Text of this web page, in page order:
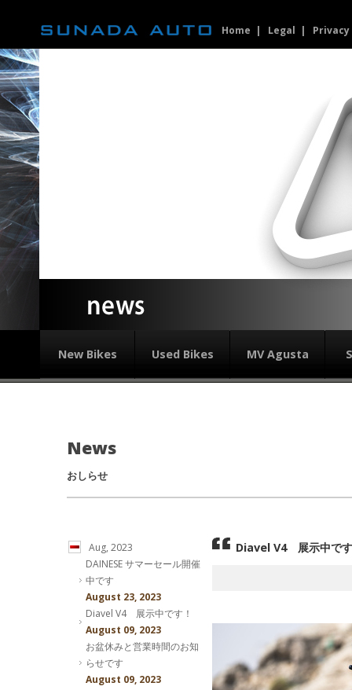
Home Legal
New Bikes Used Bikes MV Agusta
News
おしらせ
Aug, 2023
DAINESE サマーセール開催
中です
August 23, 2023
Diavel V4 展示中です！
August 09, 2023
お盆休みと営業時間のお知
らせです
August 09, 2023
Diavel V4 展示中で